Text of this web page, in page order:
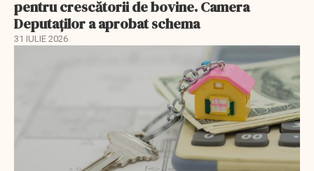
pentru crescătorii de bovine. Camera
Deputaților a aprobat schema
31 IULIE 2026